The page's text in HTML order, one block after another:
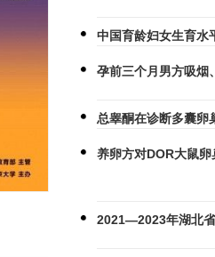
中国育龄妇女生育水
孕前三个月男方吸烟
总睾酮在诊断多囊卵
养卵方对DOR大鼠
2021—2023年湖北